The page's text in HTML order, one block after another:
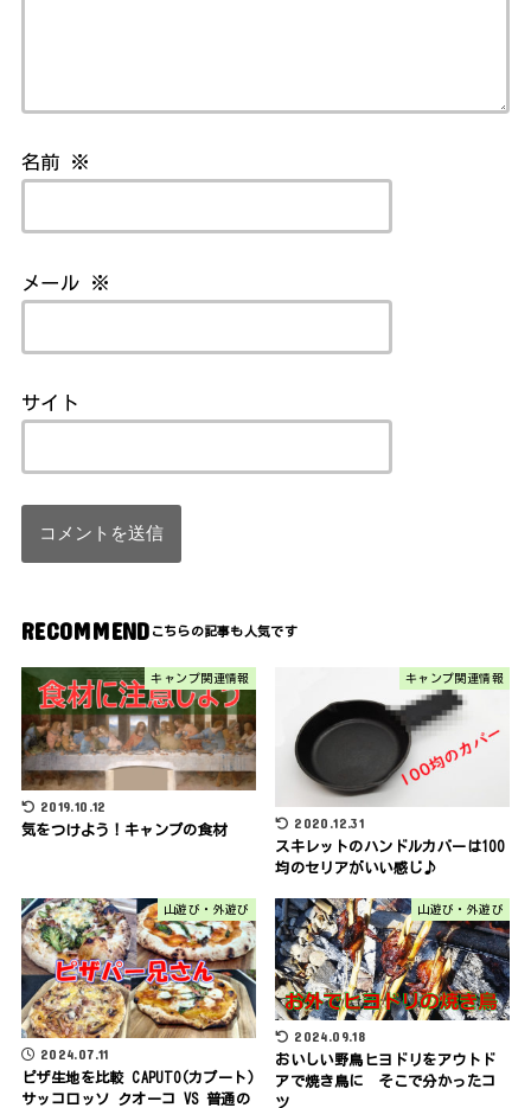
名前 ※
メール ※
サイト
RECOMMEND
キャンプ関連情報
2019.10.12
気をつけよう！キャンプの食材
キャンプ関連情報
2020.12.31
スキレットのハンドルカバーは100
均のセリアがいい感じ♪
山遊び・外遊び
2024.07.11
ピザ生地を比較 CAPUTO(カプート)
サッコロッソ クオーコ VS 普通の
山遊び・外遊び
2024.09.18
おいしい野鳥ヒヨドリをアウトド
アで焼き鳥に そこで分かったコ
ツ